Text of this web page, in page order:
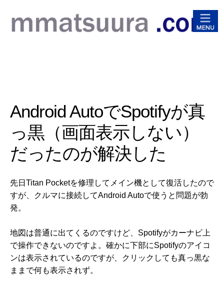
松
Android AutoでSpotifyが真
っ黒（画面表示しない）
だったのが解決した
先日Titan Pocketを修理してメイン機として復活したので
すが、クルマに接続してAndroid Autoで使うと問題が勃
発。
地図は普通に出てくるのですけど、Spotifyがカーナビ上
で操作できないのですよ。確かに下部にSpotifyのアイコ
ンは表示されているのですが、クリックしても真っ黒な
ままで何も表示されず。